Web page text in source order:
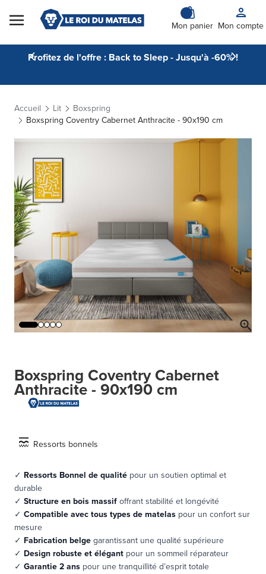
Skip to Content
Mon panier Mon compte
Profitez de l'offre : Back to Sleep - Jusqu'à -60% !
Accueil Lit
Boxspring
Boxspring Coventry Cabernet Anthracite - 90x190 cm
Boxspring Coventry Cabernet
Anthracite - 90x190 cm
Ressorts bonnels
✓ Ressorts Bonnel de qualité pour un soutien optimal et
durable
✓ Structure en bois massifoffrant stabilité et longévité
✓ Compatible avec tous types de matelas pour un confort sur
mesure
✓ Fabrication belgegarantissant une qualité supérieure
✓ Design robuste et élégant pour un sommeil réparateur
✓ Garantie 2 ans pour une tranquillité d’esprit totale